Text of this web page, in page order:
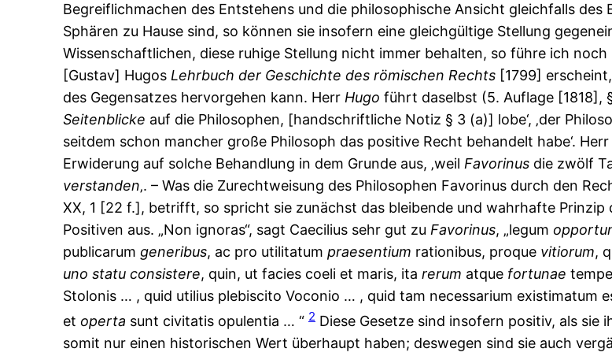
Begreiflichmachen des Entstehens und die philosophische Ansicht gleichfalls
Sphären zu Hause sind, so können sie insofern eine gleichgültige Stellung
Wissenschaftlichen, diese ruhige Stellung nicht immer behalten, so führe ich
[Gustav] Hugos Lehrbuch der Geschichte des römischen Rechts [1799]
des Gegensatzes hervorgehen kann. Herr Hugo führt daselbst (5. Auflage [1818],
Seitenblicke auf die Philosophen, [handschriftliche Notiz § 3 (a)] lobe‘, ‚der
seitdem schon mancher große Philosoph das positive Recht behandelt habe‘. Herr
Erwiderung auf solche Behandlung in dem Grunde aus, ‚weil Favorinus die zwölf
verstanden‚. – Was die Zurechtweisung des Philosophen Favorinus durch den
XX, 1 [22 f.], betrifft, so spricht sie zunächst das bleibende und wahrhafte
Positiven aus. „Non ignoras“, sagt Caecilius sehr gut zu Favorinus, „legum
publicarum generibus, ac pro utilitatum praesentium rationibus, proque vitiorum,
uno statu consistere, quin, ut facies coeli et maris, ita rerum atque fortunae
Stolonis … , quid utilius plebiscito Voconio … , quid tam necessarium existimatum
et operta sunt civitatis opulentia … “ 2 Diese Gesetze sind insofern positiv, als sie
somit nur einen historischen Wert überhaupt haben; deswegen sind sie auch